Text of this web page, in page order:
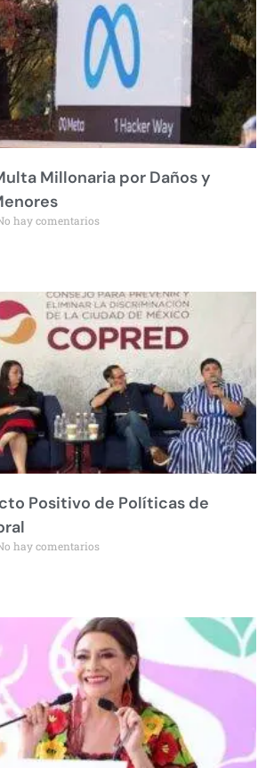
Millonaria por Daños y
hay comentarios
Positivo de Políticas de
hay comentarios